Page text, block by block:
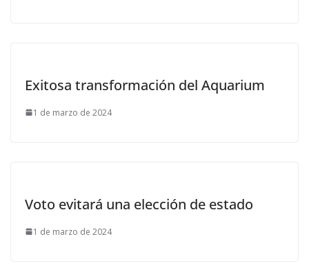
Exitosa transformación del Aquarium
1 de marzo de 2024
Voto evitará una elección de estado
1 de marzo de 2024